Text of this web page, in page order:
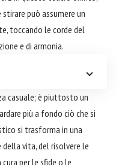
può assumere un
toccando le corde del
e di armonia.
casuale; è piuttosto un
più a fondo ciò che si
si trasforma in una
vita, del risolvere le
per le sfide o le